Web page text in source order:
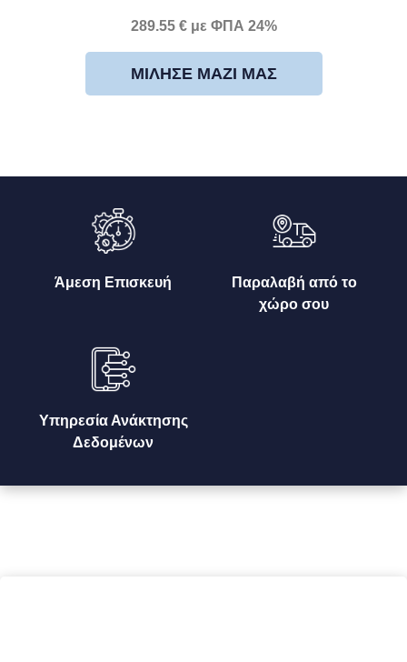
289.55 € με ΦΠΑ 24%
ΜΊΛΗΣΕ ΜΑΖΊ ΜΑΣ
Άμεση Επισκευή
Παραλαβή από το
χώρο σου
Υπηρεσία Ανάκτησης
Δεδομένων